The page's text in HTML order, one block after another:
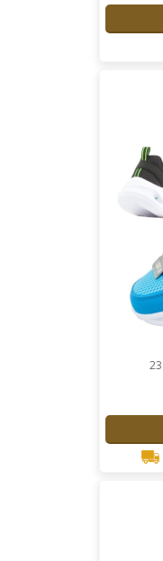
23